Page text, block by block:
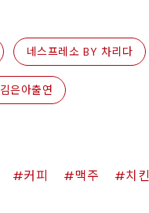
네스프레소 BY 차리다
김은아출연
커피 맥주 치킨